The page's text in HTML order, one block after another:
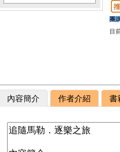
團
目
內容簡介 作者介紹 書